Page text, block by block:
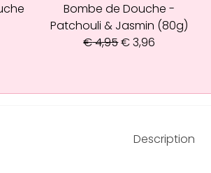
Bombe de Douche -
Patchouli & Jasmin (80g)
€4,95€3,96
Description